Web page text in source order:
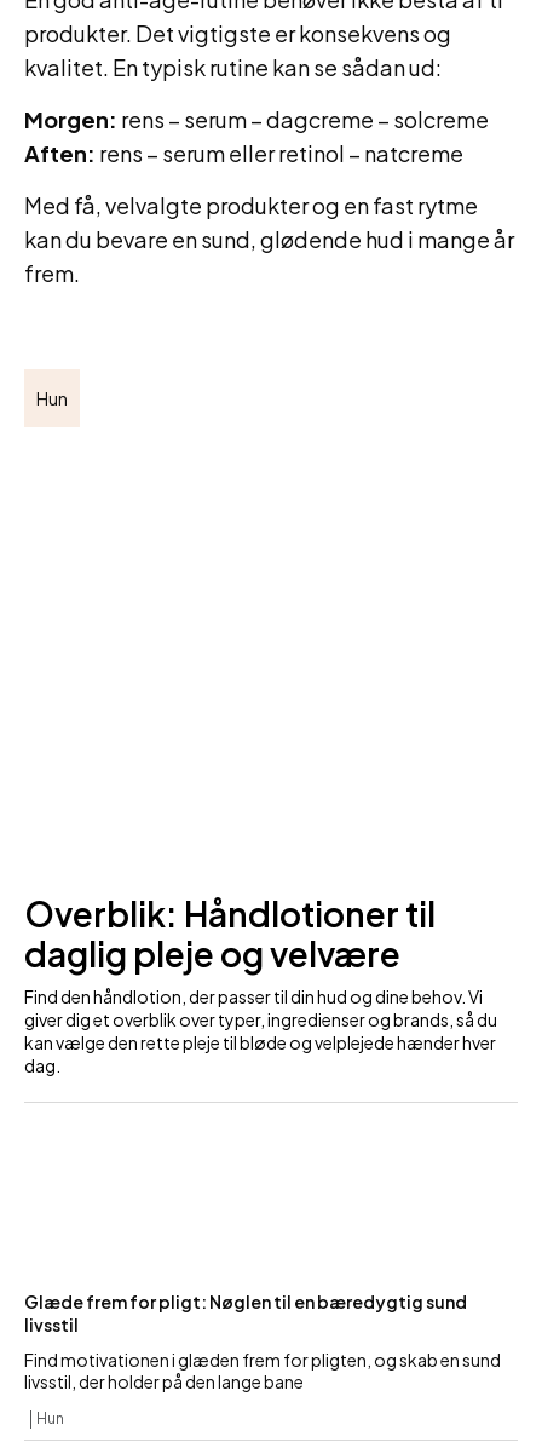
produkter. Det vigtigste er konsekvens og
kvalitet. En typisk rutine kan se sådan ud:
Morgen: rens – serum – dagcreme – solcreme
Aften: rens – serum eller retinol – natcreme
Med få, velvalgte produkter og en fast rytme
kan du bevare en sund, glødende hud i mange år
frem.
Hun
Overblik: Håndlotioner til
daglig pleje og velvære
Find den håndlotion, der passer til din hud og dine behov. Vi
giver dig et overblik over typer, ingredienser og brands, så du
kan vælge den rette pleje til bløde og velplejede hænder hver
dag.
Glæde frem for pligt: Nøglen til en bæredygtig sund
livsstil
Find motivationen i glæden frem for pligten, og skab en sund
livsstil, der holder på den lange bane
Hun